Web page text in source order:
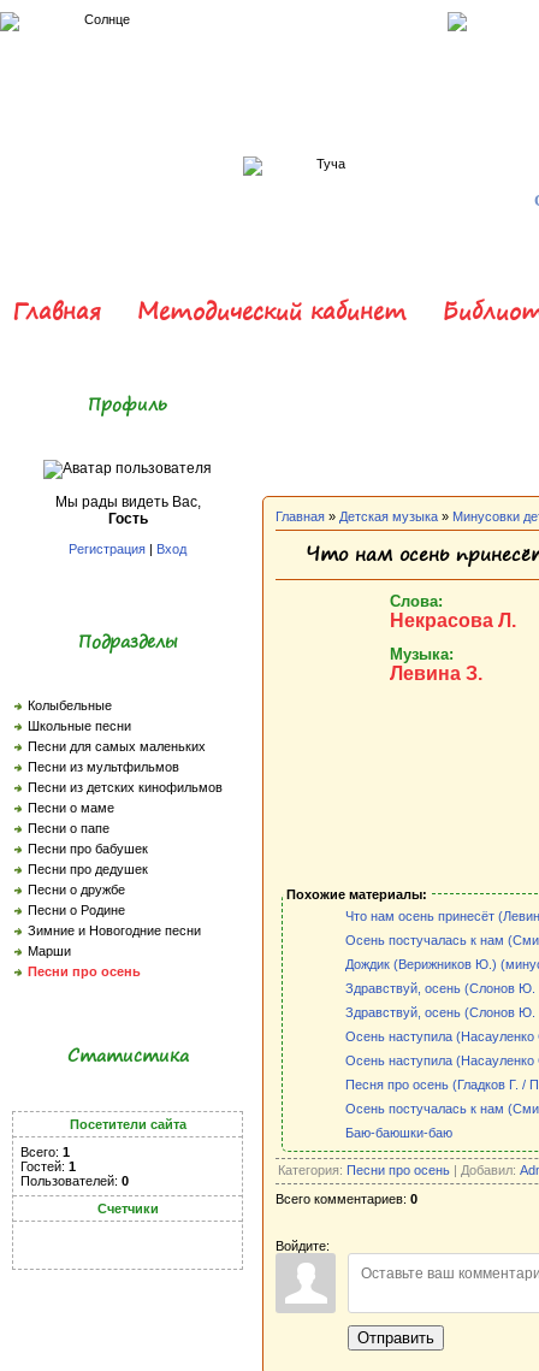
Главная Методический кабинет
Профиль
Мы рады видеть Вас,
Гость
Регистрация | Вход
Подразделы
Колыбельные
Школьные песни
Песни для самых маленьких
Песни из мультфильмов
Песни из детских кинофильмов
Песни о маме
Песни о папе
Песни про бабушек
Песни про дедушек
Песни о дружбе
Песни о Родине
Зимние и Новогодние песни
Марши
Песни про осень
Статистика
Посетители сайта
Всего: 1
Гостей: 1
Пользователей: 0
Счетчики
Главная » Детская музыка » Минусовки
Что нам осень
Слова:
Некрасова Л.
Музыка:
Левина З.
Похожие материалы:
Что нам осень принесёт
Осень постучалась к нам
Дождик (Верижников Ю.)
Здравствуй, осень (Слонов
Здравствуй, осень (Слонов
Осень наступила (Насауленко
Осень наступила
Песня про осень (Гладков Г. /
Осень постучалась к нам
Баю-баюшки-баю
Категория: Песни про осень | Добавил:
Всего комментариев: 0
Войдите:
Отправить